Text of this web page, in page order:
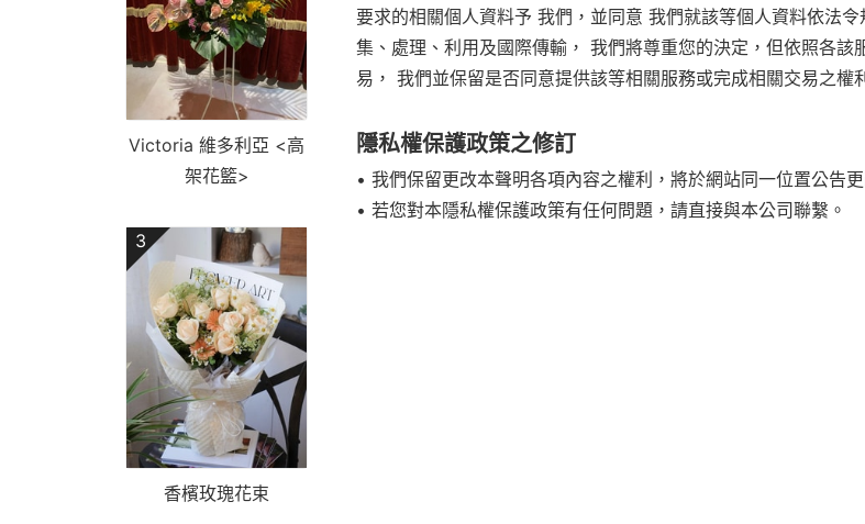
Victoria 維多利亞 <高
架花籃>
3
香檳玫瑰花束
要求的相關個人資料予 我們，並同意 我們就該等個人資料依法
集、處理、利用及國際傳輸， 我們將尊重您的決定，但依照各
易， 我們並保留是否同意提供該等相關服務或完成相關交易之權
隱私權保護政策之修訂
• 我們保留更改本聲明各項內容之權利，將於網站同一位置公告
• 若您對本隱私權保護政策有任何問題，請直接與本公司聯繫。